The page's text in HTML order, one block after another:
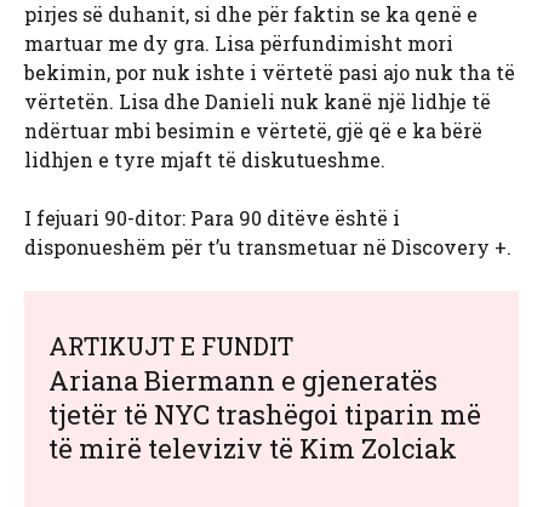
pirjes së duhanit, si dhe për faktin se ka qenë e
martuar me dy gra. Lisa përfundimisht mori
bekimin, por nuk ishte i vërtetë pasi ajo nuk tha të
vërtetën. Lisa dhe Danieli nuk kanë një lidhje të
ndërtuar mbi besimin e vërtetë, gjë që e ka bërë
lidhjen e tyre mjaft të diskutueshme.
I fejuari 90-ditor: Para 90 ditëve është i
disponueshëm për t’u transmetuar në Discovery +.
ARTIKUJT E FUNDIT
Ariana Biermann e gjeneratës
tjetër të NYC trashëgoi tiparin më
të mirë televiziv të Kim Zolciak